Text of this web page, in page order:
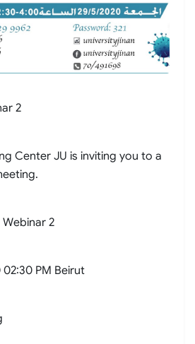
2
Center JU is inviting you to a
2
02:30 PM Beirut